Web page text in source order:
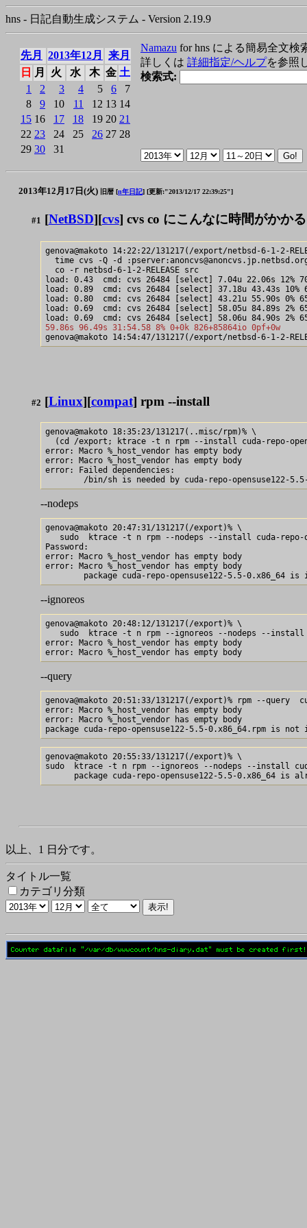
hns - 日記自動生成システム - Version 2.19.9
先月 2013年12月
来月
日
月 火 水 木 金 土
1
2 3 4 5 6
7
8
9 10 11 12 13 14
15 16 17 18 19 20 21
22 23 24 25 26 27 28
29 30 31
Namazu for hns による簡易全文検
詳しくは 詳細指定/ヘルプを参照
検索式:
2013年12月17日(火) 旧暦 [n年日記] [更新:"2013/12/17 22:39:25"]
#1 [NetBSD][cvs] cvs co にこんなに時間がかか
genova@makoto 14:22:22/131217(/export/netbsd-6-1-2-
time cvs -Q -d
  co -r netbsd-6-1-2-RELEASE src
load: 0.43  cmd: cvs 26484 [select] 7.04u 22.06s 12%
load: 0.89  cmd: cvs 26484 [select] 37.18u 43.43s 10%
load: 0.80  cmd: cvs 26484 [select] 43.21u 55.90s 0%
load: 0.69  cmd: cvs 26484 [select] 58.05u 84.89s 2%
59.86s 96.49s 31:54.58 8% 0+0k 826+85864io 0pf+0w
#2 [Linux][compat] rpm --install
genova@makoto 18:35:23/131217(..misc/rpm)% \
(cd /export; ktrace -t n rpm --install cuda-repo-
error: Macro %_host_vendor has empty body
error: Macro %_host_vendor has empty body
error: Failed dependencies:
--nodeps
genova@makoto 20:47:31/131217(/export)% \
sudo  ktrace -t n rpm --nodeps --install cuda-
Password:
error: Macro %_host_vendor has empty body
error: Macro %_host_vendor has empty body
--ignoreos
genova@makoto 20:48:12/131217(/export)% \
sudo  ktrace -t n rpm --ignoreos --nodeps --
error: Macro %_host_vendor has empty body
--query
genova@makoto 20:51:33/131217(/export)% rpm --query
error: Macro %_host_vendor has empty body
error: Macro %_host_vendor has empty body
genova@makoto 20:55:33/131217(/export)% \
sudo  ktrace -t n rpm --ignoreos --nodeps --install
以上、1 日分です。
タイトル一覧
カテゴリ分類